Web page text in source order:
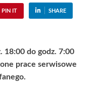
PIN IT SHARE
18:00 do godz. 7:00
prace serwisowe